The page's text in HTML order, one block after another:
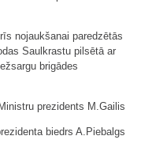
nojaukšanai paredzētās
Saulkrastu pilsētā ar
brigādes
Ministru prezidents M.Gailis
biedrs A.Piebalgs